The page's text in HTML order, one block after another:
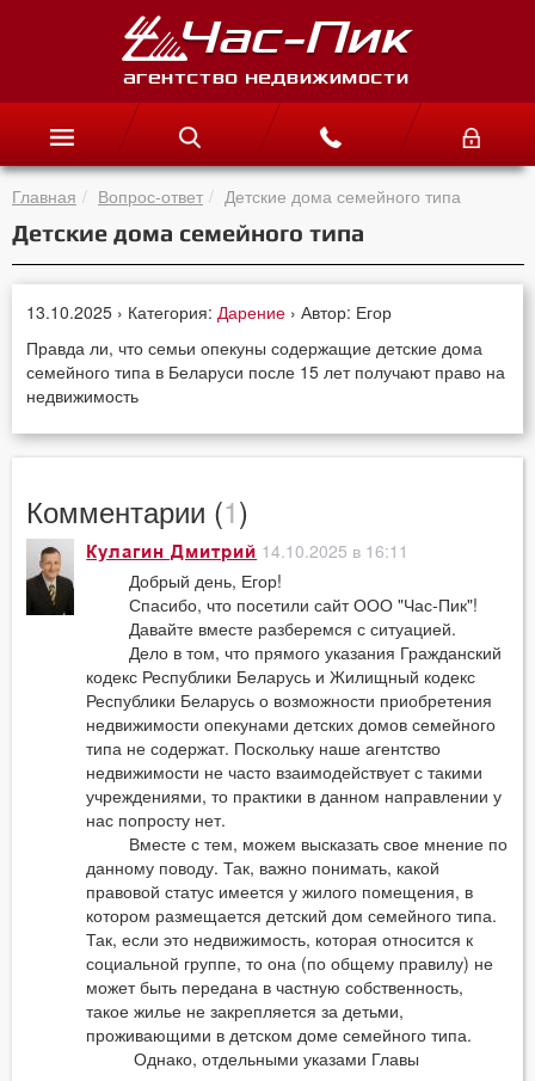
Главная Вопрос-ответ Детские дома семейного типа
Детские дома семейного типа
13.10.2025 › Категория: Дарение › Автор: Егор
Правда ли, что семьи опекуны содержащие детские дома
семейного типа в Беларуси после 15 лет получают право на
недвижимость
Комментарии (1)
Кулагин Дмитрий 14.10.2025 в 16:11
Добрый день, Егор!
Спасибо, что посетили сайт ООО "Час-Пик"!
Давайте вместе разберемся с ситуацией.
Дело в том, что прямого указания Гражданский
кодекс Республики Беларусь и Жилищный кодекс
Республики Беларусь о возможности приобретения
недвижимости опекунами детских домов семейного
типа не содержат. Поскольку наше агентство
недвижимости не часто взаимодействует с такими
учреждениями, то практики в данном направлении у
нас попросту нет.
Вместе с тем, можем высказать свое мнение по
данному поводу. Так, важно понимать, какой
правовой статус имеется у жилого помещения, в
котором размещается детский дом семейного типа.
Так, если это недвижимость, которая относится к
социальной группе, то она (по общему правилу) не
может быть передана в частную собственность,
такое жилье не закрепляется за детьми,
проживающими в детском доме семейного типа.
Однако, отдельными указами Главы